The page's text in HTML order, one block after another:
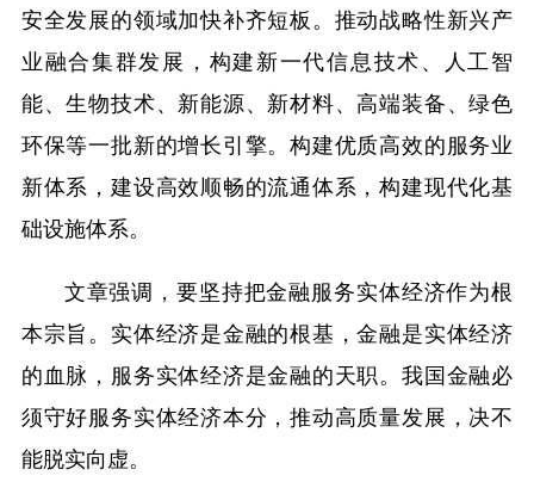
安全发展的领域加快补齐短板。推动战略性新兴产
业融合集群发展，构建新一代信息技术、人工智
能、生物技术、新能源、新材料、高端装备、绿色
环保等一批新的增长引擎。构建优质高效的服务业
新体系，建设高效顺畅的流通体系，构建现代化基
础设施体系。
文章强调，要坚持把金融服务实体经济作为根
本宗旨。实体经济是金融的根基，金融是实体经济
的血脉，服务实体经济是金融的天职。我国金融必
须守好服务实体经济本分，推动高质量发展，决不
能脱实向虚。